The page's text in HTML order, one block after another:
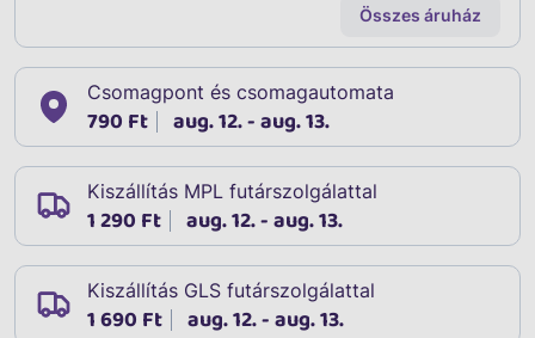
Összes áruház
Csomagpont és csomagautomata
790 Ft aug. 12. - aug. 13.
Kiszállítás MPL futárszolgálattal
1 290 Ft aug. 12. - aug. 13.
Kiszállítás GLS futárszolgálattal
1 690 Ft aug. 12. - aug. 13.